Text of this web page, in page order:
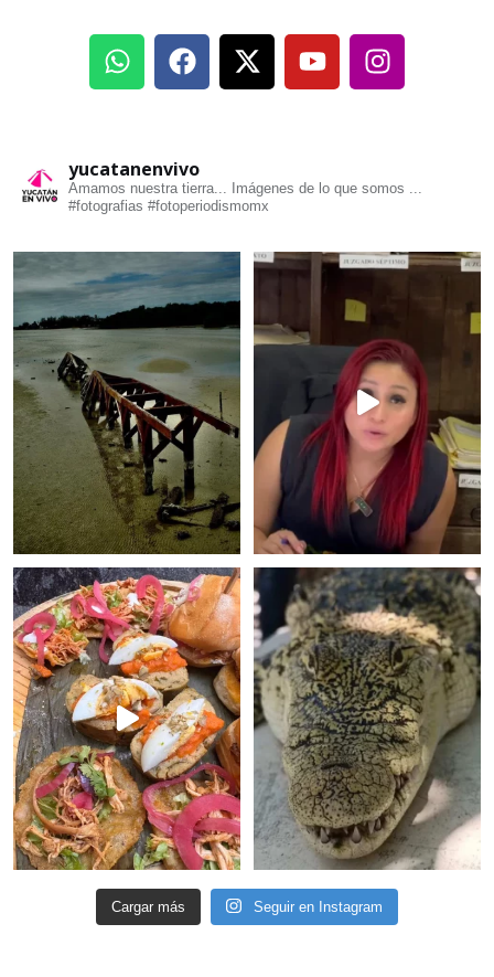
yucatanenvivo
Amamos nuestra tierra... Imágenes de lo que somos ...
#fotografias #fotoperiodismomx
Cargar más Seguir en Instagram